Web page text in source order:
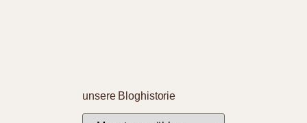
unsere Bloghistorie